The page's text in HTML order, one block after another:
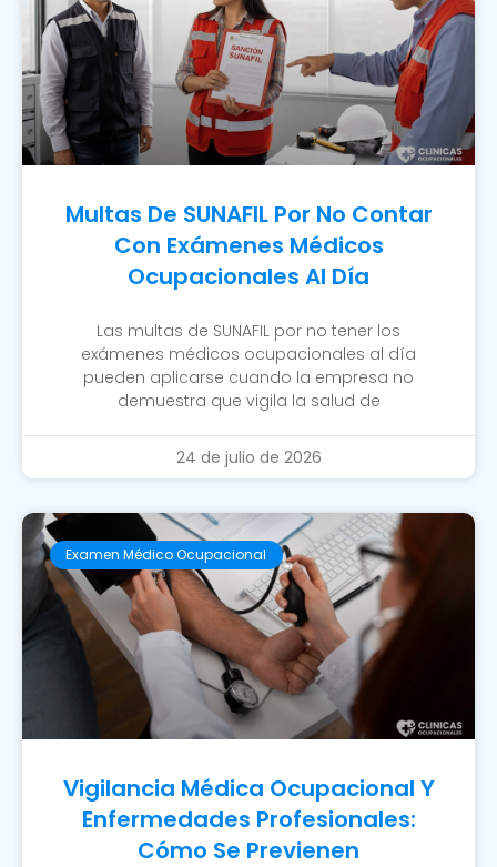
Multas De SUNAFIL Por No Contar
Con Exámenes Médicos
Ocupacionales Al Día
Las multas de SUNAFIL por no tener los
exámenes médicos ocupacionales al día
pueden aplicarse cuando la empresa no
demuestra que vigila la salud de
24 de julio de 2026
Examen Médico Ocupacional
Vigilancia Médica Ocupacional Y
Enfermedades Profesionales:
Cómo Se Previenen